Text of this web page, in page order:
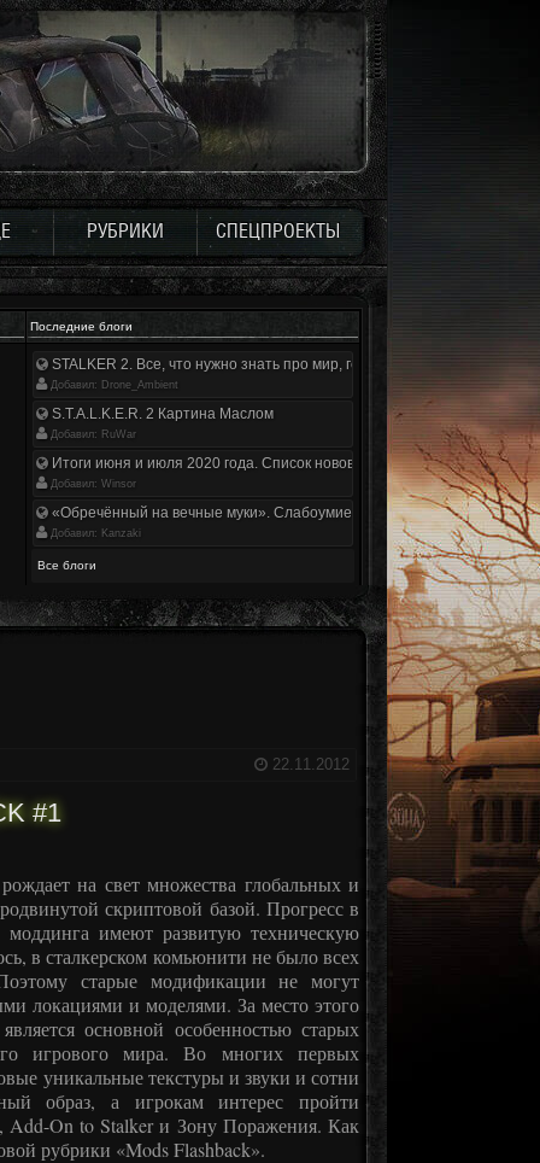
РУБРИКИ СПЕЦПРОЕКТЫ
Последние блоги
STALKER 2. Все, что нужно знать про мир, геймплей и сюжет | Разбор
Добавил: Drone_Ambient
S.T.A.L.K.E.R. 2 Картина Маслом
Добавил: RuWar
Итоги июня и июля 2020 года. Список нововведений
Добавил: Winsor
«Обречённый на вечные муки». Слабоумие и отвага
Добавил: Kanzaki
Все блоги
22.11.2012
#1
на свет множества глобальных и
скриптовой базой. Прогресс в
имеют развитую техническую
в сталкерском комьюнити не было всех
старые модификации не могут
локациями и моделями. За место этого
основной особенностью старых
игрового мира. Во многих первых
уникальные текстуры и звуки и сотни
образ, а игрокам интерес пройти
On to Stalker и Зону Поражения. Как
рубрики «Mods Flashback».